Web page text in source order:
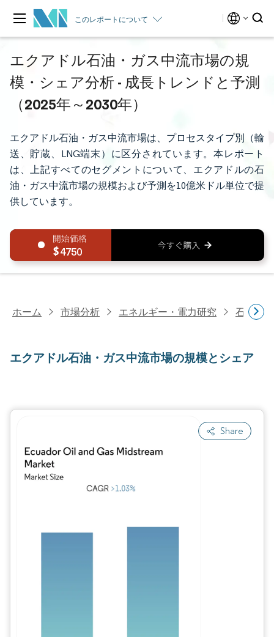
このレポートについて
エクアドル石油・ガス中流市場の規
模・シェア分析 - 成長トレンドと予測
（2025年～2030年）
エクアドル石油・ガス中流市場は、プロセスタイプ別（輸
送、貯蔵、LNG端末）に区分されています。本レポート
は、上記すべてのセグメントについて、エクアドルの石
油・ガス中流市場の規模および予測を10億米ドル単位で提
供しています。
4750
ホーム 市場分析 エネルギー・電力研究 石油・
エクアドル石油・ガス中流市場の規模とシェア
Share